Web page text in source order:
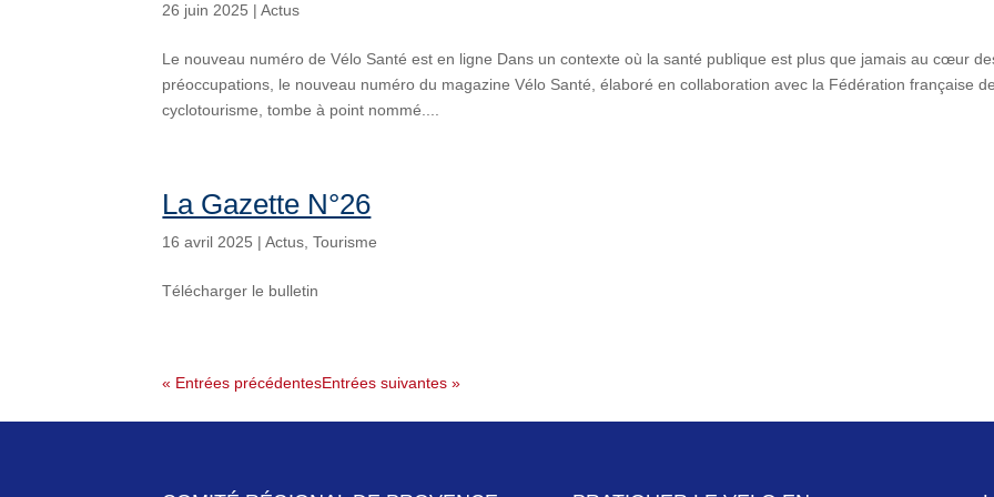
26 juin 2025 |Actus
Le nouveau numéro de Vélo Santé est en ligne Dans un contexte où la santé publique est plus que jamais au cœur
préoccupations, le nouveau numéro du magazine Vélo Santé, élaboré en collaboration avec la Fédération française
cyclotourisme, tombe à point nommé....
La Gazette N°26
16 avril 2025 |Actus ,Tourisme
Télécharger le bulletin
« Entrées précédentesEntrées suivantes »